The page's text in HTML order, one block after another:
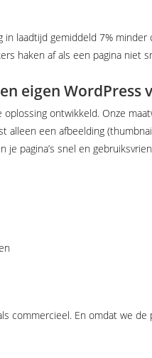
laadtijd gemiddeld 7%
haken af als een pagina niet
eigen WordPress
ontwikkeld. Onze
alleen een afbeelding
pagina’s snel en
commercieel. En omdat we